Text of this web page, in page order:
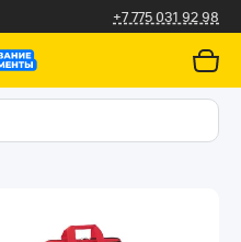
+7 775 031 92 98